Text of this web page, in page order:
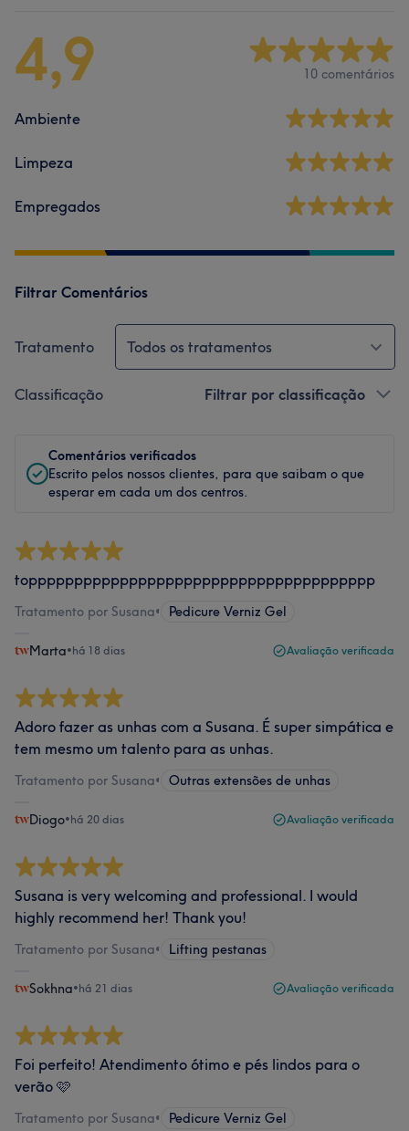
4,9 10 comentários
Ambiente
Limpeza
Empregados
Filtrar Comentários
Tratamento Todos os tratamentos
Classificação Filtrar por classificação
Comentários verificados
Escrito pelos nossos clientes, para que saibam o que
esperar em cada um dos centros.
topppppppppppppppppppppppppppppppppppppp
Tratamento por Susana• Pedicure Verniz Gel
Marta•há 18 dias Avaliação verificada
Adoro fazer as unhas com a Susana. É super simpática e
tem mesmo um talento para as unhas.
Tratamento por Susana• Outras extensões de unhas
Diogo•há 20 dias Avaliação verificada
Susana is very welcoming and professional. I would
highly recommend her! Thank you!
Tratamento por Susana• Lifting pestanas
Sokhna•há 21 dias Avaliação verificada
Foi perfeito! Atendimento ótimo e pés lindos para o
verão 🩷
Tratamento por Susana• Pedicure Verniz Gel